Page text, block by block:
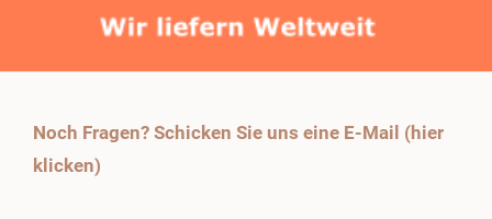
Noch Fragen? Schicken Sie uns eine E-Mail (hier
klicken)